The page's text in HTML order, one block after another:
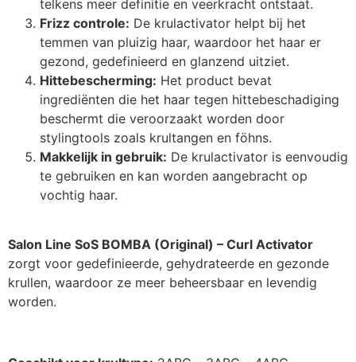
telkens meer definitie en veerkracht ontstaat.
Frizz controle: De krulactivator helpt bij het
temmen van pluizig haar, waardoor het haar er
gezond, gedefinieerd en glanzend uitziet.
Hittebescherming: Het product bevat
ingrediënten die het haar tegen hittebeschadiging
beschermt die veroorzaakt worden door
stylingtools zoals krultangen en föhns.
Makkelijk in gebruik: De krulactivator is eenvoudig
te gebruiken en kan worden aangebracht op
vochtig haar.
Salon Line SoS BOMBA (Original) – Curl Activator
zorgt voor gedefinieerde, gehydrateerde en gezonde
krullen, waardoor ze meer beheersbaar en levendig
worden.